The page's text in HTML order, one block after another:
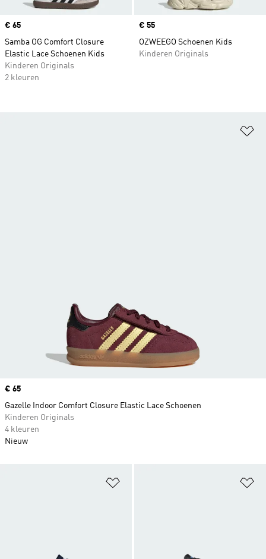
Price
€ 65
Samba OG Comfort Closure
Elastic Lace Schoenen Kids
Kinderen Originals
2 kleuren
Price
€ 55
OZWEEGO Schoenen Kids
Kinderen Originals
Price
€ 65
Gazelle Indoor Comfort Closure Elastic Lace Schoenen
Kinderen Originals
4 kleuren
Nieuw